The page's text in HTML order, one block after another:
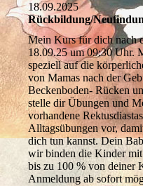
18.09.2025
Rückbildung/
Mein Kurs für dich nach
18.09.25 um 09:30 Uhr.
speziell auf die
von Mamas nach der
Beckenboden- Rücken
stelle dir Übungen und
vorhandene
Alltagsübungen vor,
dich tun kannst. Dein
wir binden die Kinder
bis zu 100 % von deiner
Anmeldung ab sofort